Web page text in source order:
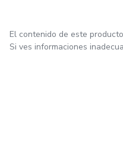
El contenido de este
Si ves informaciones